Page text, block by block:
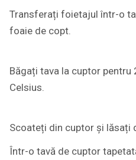
Transferați foietajul într-o
foaie de copt.
Băgați tava la cuptor
Celsius.
Scoateți din cuptor și lăsați
Într-o tavă de cuptor